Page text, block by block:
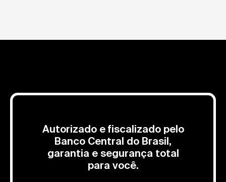
Autorizado e fiscalizado pelo
Banco Central do Brasil,
garantia e segurança total
para você.